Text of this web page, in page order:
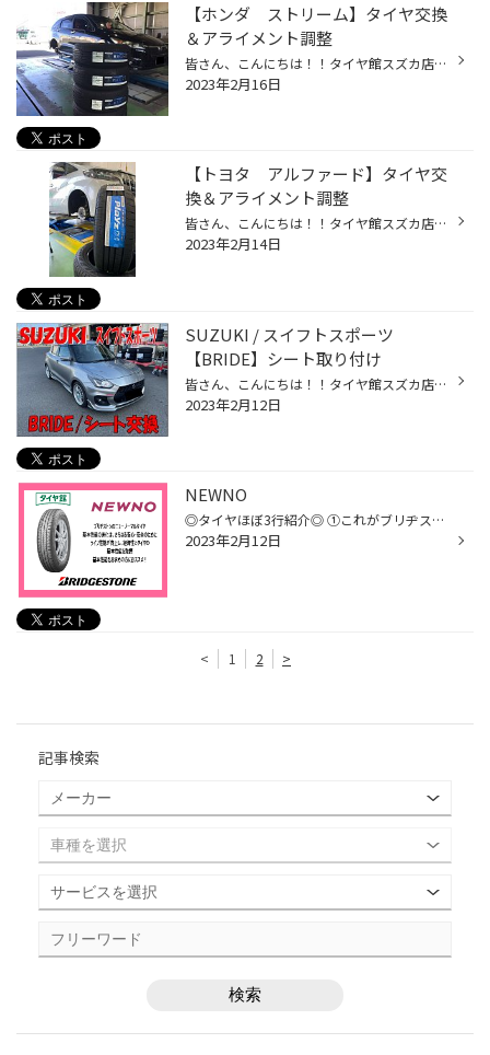
【ホンダ ストリーム】タイヤ交換
＆アライメント調整
皆さん、こんにちは！！タイヤ館スズカ店です！！ いつもタイヤ館スズカ店のHPを閲覧頂き誠にありがとうございます！！ 今回はタイヤ館スズカ店の作業事例をご紹介します。 本日紹介させていただく作業はコチラ！！ お車：ホンダ ストリーム タイヤ：GRVⅡ ミニバン専用 サイズ：205/55R17 ミニバン...
2023年2月16日
【トヨタ アルファード】タイヤ交
換＆アライメント調整
皆さん、こんにちは！！タイヤ館スズカ店です！！ いつもタイヤ館スズカ店のHPを閲覧頂き誠にありがとうございます！！ 今回はタイヤ館日永店の作業事例をご紹介します。 本日紹介させていただく作業はコチラ！！ お車：トヨタ 30系アルファード タイヤ：PX-RVⅡ ミニバン専用 サイズ：225/60R17 ミ...
2023年2月14日
SUZUKI / スイフトスポーツ
【BRIDE】シート取り付け
皆さん、こんにちは！！タイヤ館スズカ店です！！ いつもタイヤ館スズカ店のHPを閲覧頂き誠にありがとうございます！ 本日紹介させていただく作業はコチラ！！ ↓ ↓ ↓ ↓ ↓ ↓ ★SUZUKI / スイフトスポーツ 【BRIDE】シート取り付け★ 取り付ける商品はコチラ！！ BRIDE ZETA Ⅳ(ジータ4) フルバケ...
2023年2月12日
NEWNO
◎タイヤほぼ3行紹介◎ ①これがブリヂストンのベーシックタイヤ！ ②前モデルより基本性能向上！ ③軽～セダン、ミニバンまで豊富なサイズ展開！ 【総評価】ブリヂストンのロゴが入る、お求めやすい価格のタイヤ！
2023年2月12日
< 1 2 >
記事検索